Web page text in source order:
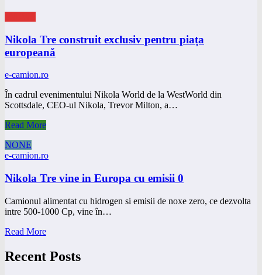
Nikola Tre construit exclusiv pentru piața
europeană
e-camion.ro
În cadrul evenimentului Nikola World de la WestWorld din
Scottsdale, CEO-ul Nikola, Trevor Milton, a…
Read More
NONE
e-camion.ro
Nikola Tre vine in Europa cu emisii 0
Camionul alimentat cu hidrogen si emisii de noxe zero, ce dezvolta
intre 500-1000 Cp, vine în…
Read More
Recent Posts